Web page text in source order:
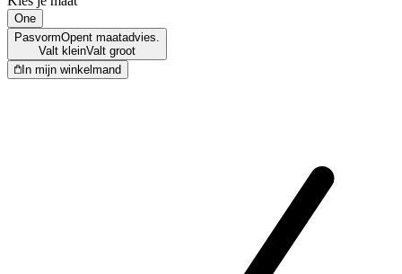
One
PasvormOpent maatadvies.
Valt kleinValt groot
In mijn winkelmand